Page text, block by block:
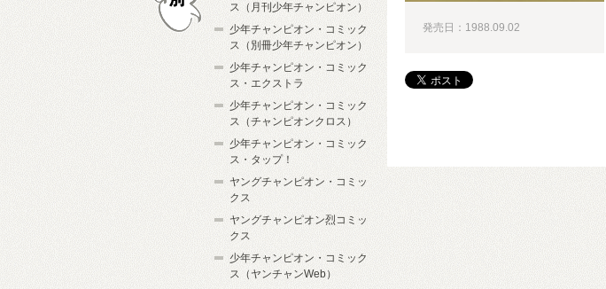
発売日：1988.09.02
ス（月刊少年チャンピオン）
少年チャンピオン・コミック
ス（別冊少年チャンピオン）
少年チャンピオン・コミック
ス・エクストラ
少年チャンピオン・コミック
ス（チャンピオンクロス）
少年チャンピオン・コミック
ス・タップ！
ヤングチャンピオン・コミッ
クス
ヤングチャンピオン烈コミッ
クス
少年チャンピオン・コミック
ス（ヤンチャンWeb）